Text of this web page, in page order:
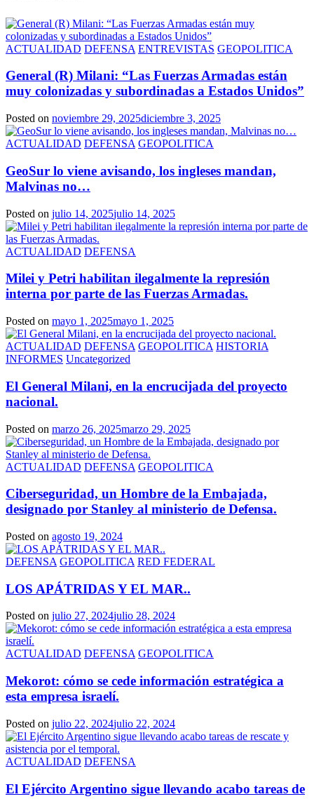
ACTUALIDAD DEFENSA ENTREVISTAS GEOPOLITICA
General (R) Milani: “Las Fuerzas Armadas están
muy colonizadas y subordinadas a Estados Unidos”
Posted on noviembre 29, 2025diciembre 3, 2025
ACTUALIDAD DEFENSA GEOPOLITICA
GeoSur lo viene avisando, los ingleses mandan,
Malvinas no…
Posted on julio 14, 2025julio 14, 2025
ACTUALIDAD DEFENSA
Milei y Petri habilitan ilegalmente la represión
interna por parte de las Fuerzas Armadas.
Posted on mayo 1, 2025mayo 1, 2025
ACTUALIDAD DEFENSA GEOPOLITICA HISTORIA
INFORMES Uncategorized
El General Milani, en la encrucijada del proyecto
nacional.
Posted on marzo 26, 2025marzo 29, 2025
ACTUALIDAD DEFENSA GEOPOLITICA
Ciberseguridad, un Hombre de la Embajada,
designado por Stanley al ministerio de Defensa.
Posted on agosto 19, 2024
DEFENSA GEOPOLITICA RED FEDERAL
LOS APÁTRIDAS Y EL MAR..
Posted on julio 27, 2024julio 28, 2024
ACTUALIDAD DEFENSA GEOPOLITICA
Mekorot: cómo se cede información estratégica a
esta empresa israelí.
Posted on julio 22, 2024julio 22, 2024
ACTUALIDAD DEFENSA
El Ejército Argentino sigue llevando acabo tareas de